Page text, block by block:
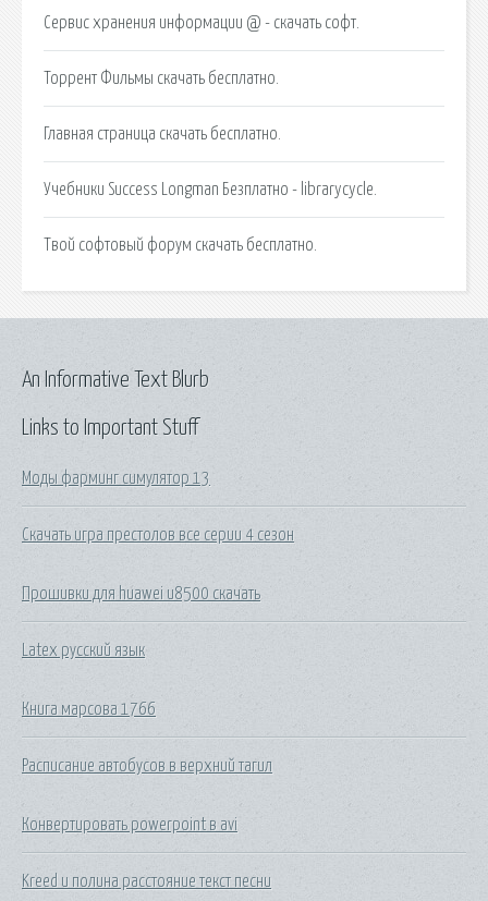
Сервис хранения информации @ - скачать софт.
Торрент Фильмы скачать бесплатно.
Главная страница скачать бесплатно.
Учебники Success Longman Безплатно - librarycycle.
Твой софтовый форум скачать бесплатно.
Links to Important Stuff
Моды фарминг симулятор 13
Скачать игра престолов все серии 4 сезон
Прошивки для huawei u8500 скачать
Latex русский язык
Книга марсова 1766
Расписание автобусов в верхний тагил
Конвертировать powerpoint в avi
Kreed и полина расстояние текст песни
An Informative Text Blurb